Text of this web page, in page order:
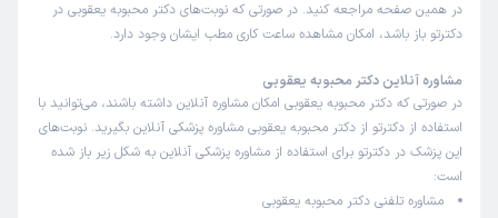
زمان انتظار:0-15 دقیقه
علت مراجعه: درمان اختلالات مرتبط با صرع (مانند افسردگی یا اضطراب)
در همین صفحه مراجعه کنید. در صورتی که نوبت‌های دکتر محبوبه یعقوبی در
دکترتو باز باشد، امکان مشاهده ساعت کاری مطب ایشان وجود دارد.
مشاوره آنلاین دکتر محبوبه یعقوبی
در صورتی که دکتر محبوبه یعقوبی امکان مشاوره آنلاین داشته باشند، می‌توانید با
استفاده از دکترتو از دکتر محبوبه یعقوبی مشاوره پزشکی آنلاین بگیرید. نوبت‌های
این پزشک در دکترتو برای استفاده از مشاوره پزشکی آنلاین به شکل زیر باز شده
است:
مشاوره تلفنی دکتر محبوبه یعقوبی